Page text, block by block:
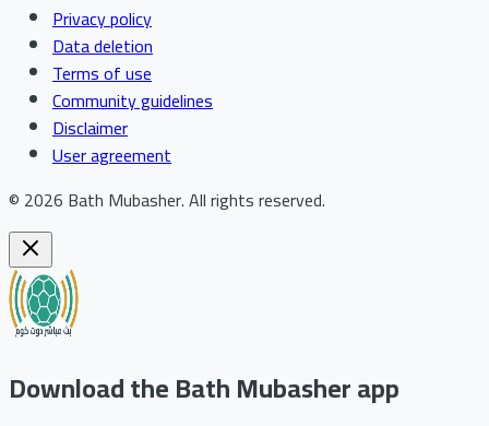
Privacy policy
Data deletion
Terms of use
Community guidelines
Disclaimer
User agreement
© 2026 Bath Mubasher.All rights reserved.
Download the Bath Mubasher app